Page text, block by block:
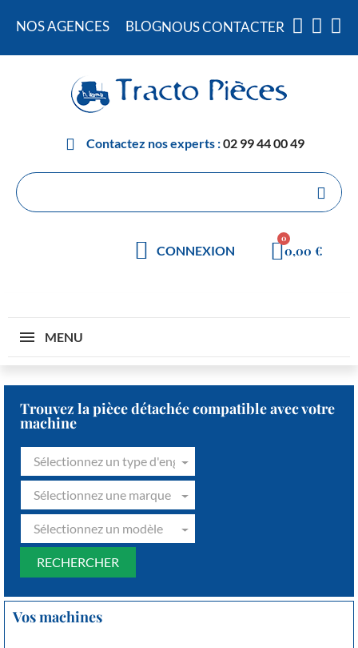
NOS AGENCES BLOGNOUS CONTACTER
Contactez nos experts :02 99 44 00 49
CONNEXION 0,00 €
MENU
Trouvez la pièce détachée compatible avec votre
machine
Sélectionnez un type d'engin
Sélectionnez une marque
Sélectionnez un modèle
Vos machines